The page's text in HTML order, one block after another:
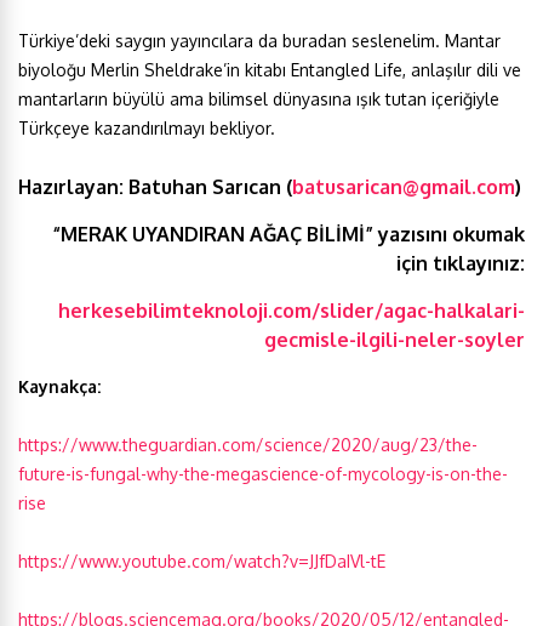
Türkiye’deki saygın yayıncılara da buradan seslenelim. Mantar
biyoloğu Merlin Sheldrake’in kitabı Entangled Life, anlaşılır dili ve
mantarların büyülü ama bilimsel dünyasına ışık tutan içeriğiyle
Türkçeye kazandırılmayı bekliyor.
Hazırlayan: Batuhan Sarıcan (batusarican@gmail.com)
“MERAK UYANDIRAN AĞAÇ BİLİMİ”yazısını okumak
için tıklayınız:
herkesebilimteknoloji.com/slider/agac-halkalari-
gecmisle-ilgili-neler-soyler
Kaynakça:
https://www.theguardian.com/science/2020/aug/23/the-
future-is-fungal-why-the-megascience-of-mycology-is-on-the-
rise
https://www.youtube.com/watch?v=JJfDaIVl-tE
https://blogs.sciencemag.org/books/2020/05/12/entangled-